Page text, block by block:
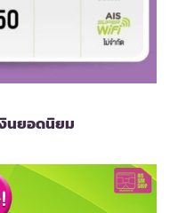
นยอดนิยม